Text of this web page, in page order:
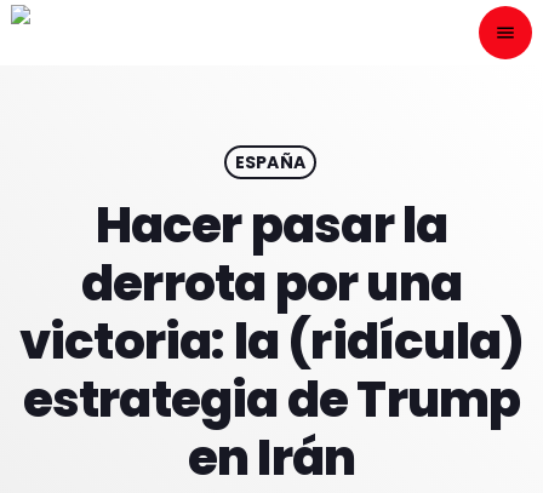
menu
HOME
PROGRAMACION
ESPAÑA
Hacer pasar la
derrota por una
victoria: la (ridícula)
estrategia de Trump
en Irán